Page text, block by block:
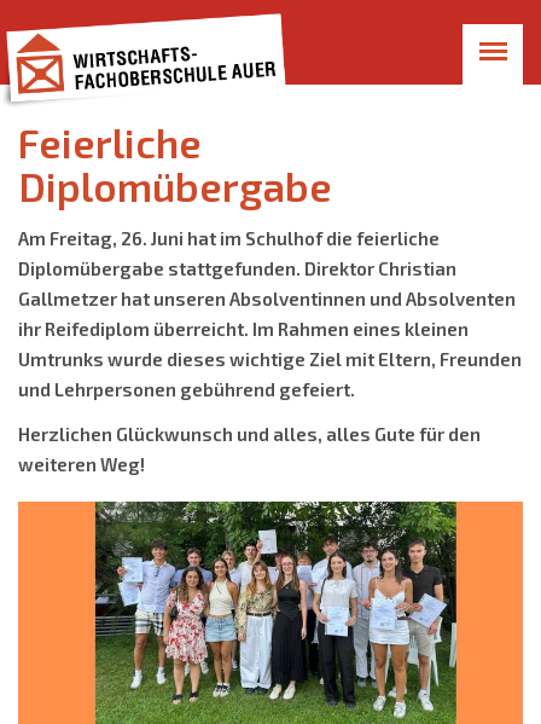
Feierliche
Diplomübergabe
Am Freitag, 26. Juni hat im Schulhof die feierliche
Diplomübergabe stattgefunden. Direktor Christian
Gallmetzer hat unseren Absolventinnen und Absolventen
ihr Reifediplom überreicht. Im Rahmen eines kleinen
Umtrunks wurde dieses wichtige Ziel mit Eltern, Freunden
und Lehrpersonen gebührend gefeiert.
Herzlichen Glückwunsch und alles, alles Gute für den
weiteren Weg!